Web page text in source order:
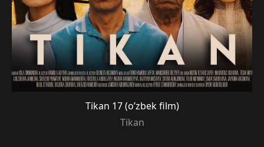
Tikan 17 (o’zbek film)
Tikan